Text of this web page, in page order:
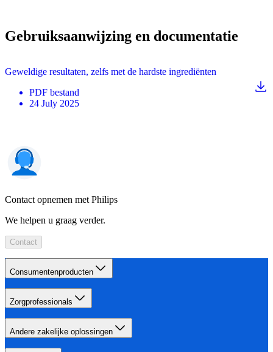
Gebruiksaanwijzing en documentatie
Geweldige resultaten, zelfs met de hardste ingrediënten
PDF bestand
24 July 2025
Contact opnemen met Philips
We helpen u graag verder.
Contact
Consumentenproducten
Zorgprofessionals
Andere zakelijke oplossingen